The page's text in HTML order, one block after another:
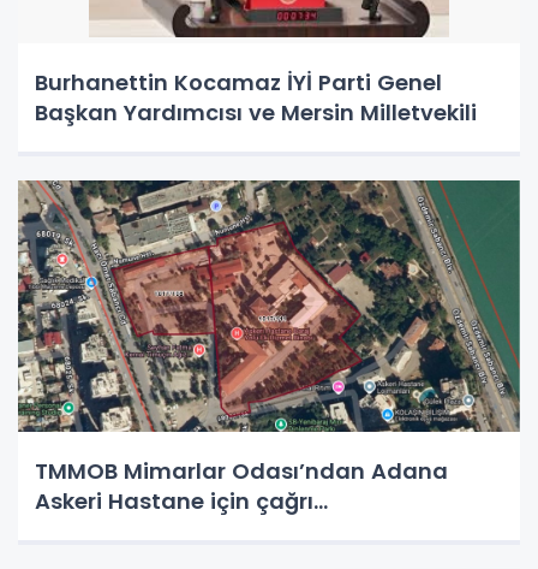
Burhanettin Kocamaz İYİ Parti Genel
Başkan Yardımcısı ve Mersin Milletvekili
TMMOB Mimarlar Odası’ndan Adana
Askeri Hastane için çağrı…